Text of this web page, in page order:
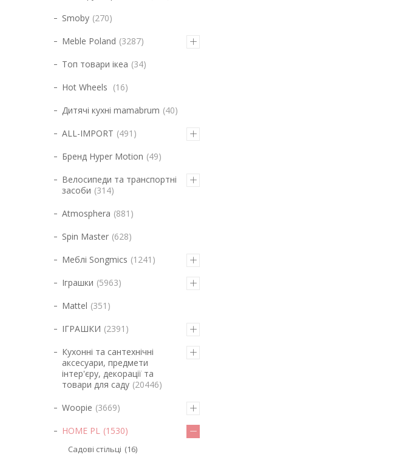
Smoby 270
Meble Poland 3287
Топ товари ікеа 34
Hot Wheels
16
Дитячі кухні mamabrum 40
ALL-IMPORT 491
Бренд Hyper Motion 49
Велосипеди та транспортні
засоби 314
Atmosphera 881
Spin Master 628
Меблі Songmics 1241
Іграшки 5963
Mattel 351
ІГРАШКИ 2391
Кухонні та сантехнічні
аксесуари, предмети
інтер'єру, декорації та
товари для саду 20446
Woopie 3669
HOME PL 1530
Садові стільці
16